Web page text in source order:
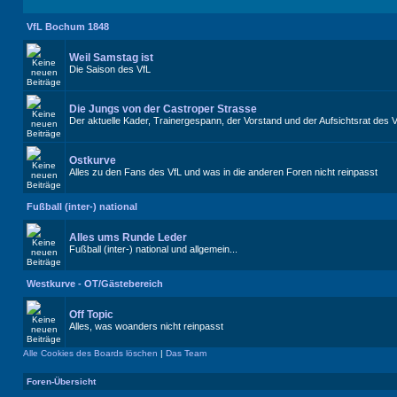
VfL Bochum 1848
Weil Samstag ist
Die Saison des VfL
Die Jungs von der Castroper Strasse
Der aktuelle Kader, Trainergespann, der Vorstand und der Aufsichtsrat des
Ostkurve
Alles zu den Fans des VfL und was in die anderen Foren nicht reinpasst
Fußball (inter-) national
Alles ums Runde Leder
Fußball (inter-) national und allgemein...
Westkurve - OT/Gästebereich
Off Topic
Alles, was woanders nicht reinpasst
Alle Cookies des Boards löschen | Das Team
Foren-Übersicht